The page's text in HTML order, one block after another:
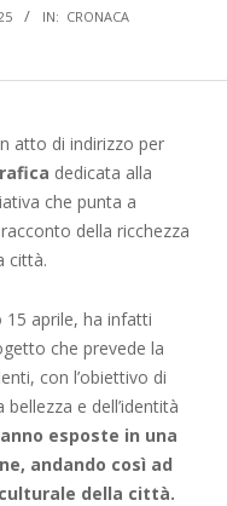
IN: CRONACA
atto di indirizzo per
dedicata alla
che punta a
della ricchezza
città.
15 aprile, ha infatti
che prevede la
con l’obiettivo di
e dell’identità
esposte in una
andando così ad
della città.